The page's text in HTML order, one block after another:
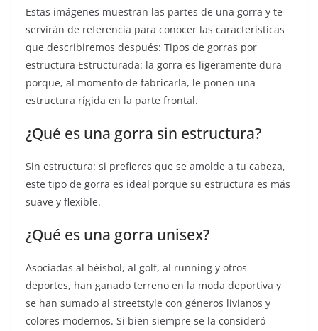
Estas imágenes muestran las partes de una gorra y te
servirán de referencia para conocer las características
que describiremos después: Tipos de gorras por
estructura Estructurada: la gorra es ligeramente dura
porque, al momento de fabricarla, le ponen una
estructura rígida en la parte frontal.
¿Qué es una gorra sin estructura?
Sin estructura: si prefieres que se amolde a tu cabeza,
este tipo de gorra es ideal porque su estructura es más
suave y flexible.
¿Qué es una gorra unisex?
Asociadas al béisbol, al golf, al running y otros
deportes, han ganado terreno en la moda deportiva y
se han sumado al streetstyle con géneros livianos y
colores modernos. Si bien siempre se la consideró